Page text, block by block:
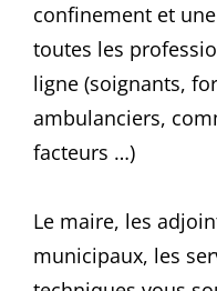
confinement et
toutes les
ligne (soignants,
ambulanciers,
facteurs …)
Le maire, les
municipaux, les